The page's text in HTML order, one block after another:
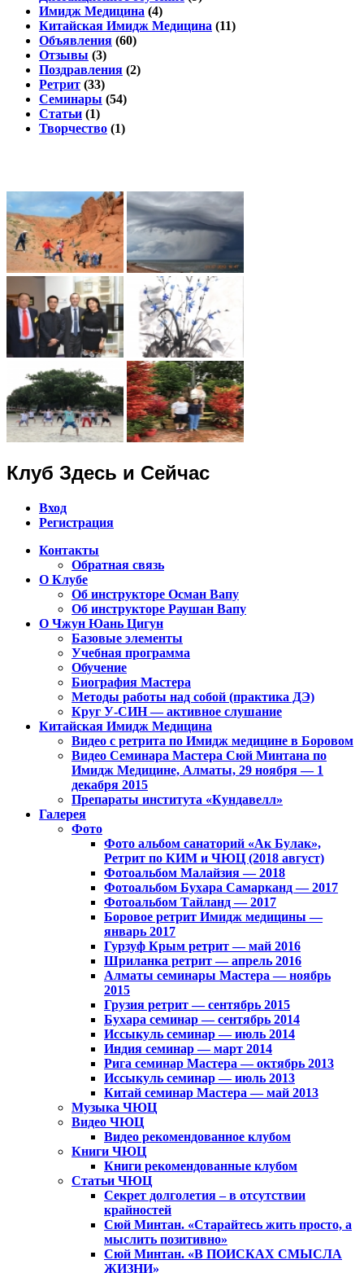
Имидж Медицина (4)
Китайская Имидж Медицина (11)
Объявления (60)
Отзывы (3)
Поздравления (2)
Ретрит (33)
Семинары (54)
Статьи (1)
Творчество (1)
Клуб Здесь и Сейчас
Вход
Регистрация
Клуб Чжун Юань Цигун в городах
Алматы, Астана, Павлодар,
Петропавловск, Экибастуз, Бишкек…
Контакты
Обратная связь
О Клубе
Об инструкторе Осман Вапу
Об инструкторе Раушан Вапу
О Чжун Юань Цигун
Базовые элементы
Учебная программа
Обучение
Биография Мастера
Методы работы над собой (практика ДЭ)
Круг У-СИН — активное слушание
Китайская Имидж Медицина
Видео с ретрита по Имидж медицине в Боровом
Видео Семинара Мастера Сюй Минтана по
Имидж Медицине, Алматы, 29 ноября — 1
декабря 2015
Препараты института «Кундавелл»
Галерея
Фото
Фото альбом санаторий «Ак Булак»,
Ретрит по КИМ и ЧЮЦ (2018 август)
Фотоальбом Малайзия — 2018
Фотоальбом Бухара Самарканд — 2017
Фотоальбом Тайланд — 2017
Боровое ретрит Имидж медицины —
январь 2017
Гурзуф Крым ретрит — май 2016
Шриланка ретрит — апрель 2016
Алматы семинары Мастера — ноябрь
2015
Грузия ретрит — сентябрь 2015
Бухара семинар — сентябрь 2014
Иссыкуль семинар — июль 2014
Индия семинар — март 2014
Рига семинар Мастера — октябрь 2013
Иссыкуль семинар — июль 2013
Китай семинар Мастера — май 2013
Музыка ЧЮЦ
Видео ЧЮЦ
Видео рекомендованное клубом
Книги ЧЮЦ
Книги рекомендованные клубом
Статьи ЧЮЦ
Секрет долголетия – в отсутствии
крайностей
Сюй Минтан. «Старайтесь жить просто, а
мыслить позитивно»
Сюй Минтан. «В ПОИСКАХ СМЫСЛА
ЖИЗНИ»